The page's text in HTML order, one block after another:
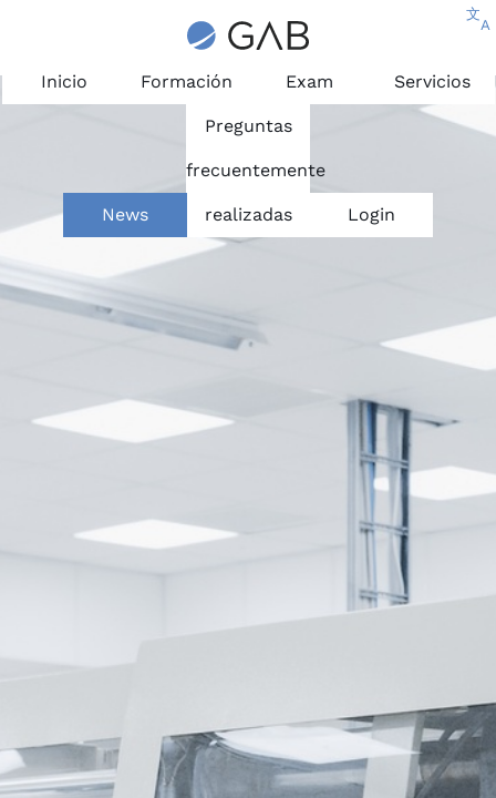
文
A
Inicio Formación Exam Servicios
News
Preguntas
frecuentemente
realizadas Login